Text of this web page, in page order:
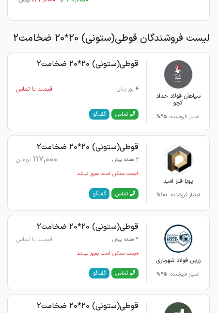
لیست فروشندگان قوطی(ستونی) 20*20 ضخامت2
سپاهان فولاد حداد
کچو
امتیاز فروشنده: 95%
قوطی(ستونی) 20*20 ضخامت2
4 روز پیش قیمت با تماس
تماس گفتگو
پویا فلز امید
امتیاز فروشنده: 100%
قوطی(ستونی) 20*20 ضخامت2
2 هفته پیش 117,000 تومان
قیمت ممکن است به‌روز نباشد
تماس گفتگو
زرین فولاد شهریاری
امتیاز فروشنده: 95%
قوطی(ستونی) 20*20 ضخامت2
2 هفته پیش قیمت با تماس
قیمت ممکن است به‌روز نباشد
تماس گفتگو
قوطی(ستونی) 20*20 ضخامت2